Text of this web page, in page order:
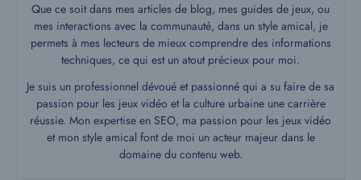
Que ce soit dans mes articles de blog, mes guides de jeux, ou
mes interactions avec la communauté, dans un style amical, je
permets à mes lecteurs de mieux comprendre des informations
techniques, ce qui est un atout précieux pour moi.
Je suis un professionnel dévoué et passionné qui a su faire de sa
passion pour les jeux vidéo et la culture urbaine une carrière
réussie. Mon expertise en SEO, ma passion pour les jeux vidéo
et mon style amical font de moi un acteur majeur dans le
domaine du contenu web.